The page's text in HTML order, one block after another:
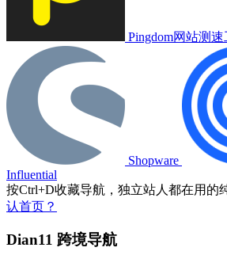
Pingdom网站测
Shopware
Influential
按Ctrl+D收藏导航，独立站人都在用的
认首页？
Dian11 跨境导航